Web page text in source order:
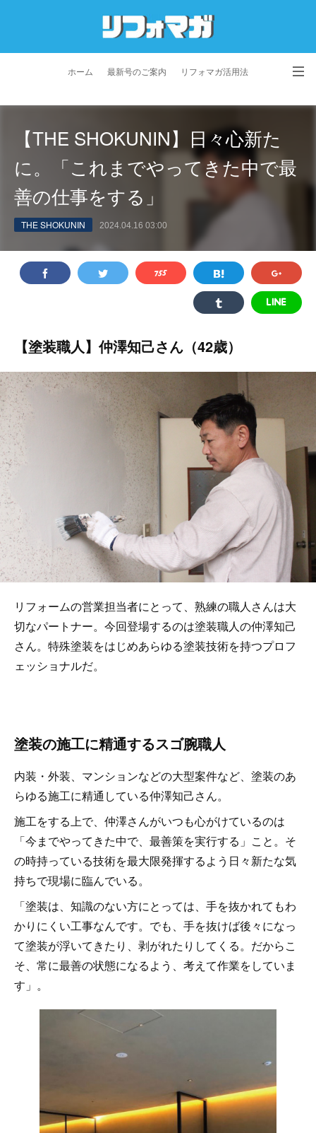
ホーム 最新号のご案内 リフォマガ活用法
よくあるご質問 特定商取引法に基づく表記
プライバシーポリシー 利用規約 会社概要
【THE SHOKUNIN】日々心新た
に。「これまでやってきた中で最
善の仕事をする」
THE SHOKUNIN 2024.04.16 03:00
【塗装職人】仲澤知己さん（42歳）
リフォームの営業担当者にとって、熟練の職人さんは大
切なパートナー。今回登場するのは塗装職人の仲澤知己
さん。特殊塗装をはじめあらゆる塗装技術を持つプロフ
ェッショナルだ。
塗装の施工に精通するスゴ腕職人
内装・外装、マンションなどの大型案件など、塗装のあ
らゆる施工に精通している仲澤知己さん。
施工をする上で、仲澤さんがいつも心がけているのは
「今までやってきた中で、最善策を実行する」こと。そ
の時持っている技術を最大限発揮するよう日々新たな気
持ちで現場に臨んでいる。
「塗装は、知識のない方にとっては、手を抜かれてもわ
かりにくい工事なんです。でも、手を抜けば後々になっ
て塗装が浮いてきたり、剥がれたりしてくる。だからこ
そ、常に最善の状態になるよう、考えて作業をしていま
す」。